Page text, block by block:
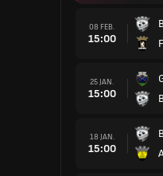
08 FEB.
15:00
25 JAN.
15:00
18 JAN.
15:00